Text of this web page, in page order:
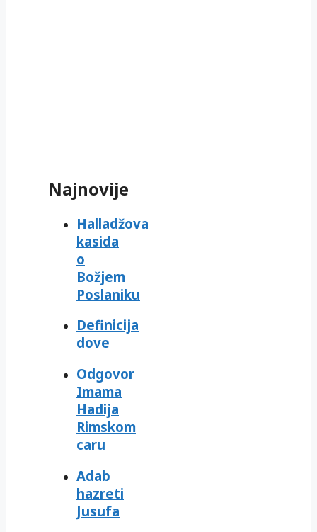
Najnovije
Halladžova
kasida
o
Božjem
Poslaniku
Definicija
dove
Odgovor
Imama
Hadija
Rimskom
caru
Adab
hazreti
Jusufa